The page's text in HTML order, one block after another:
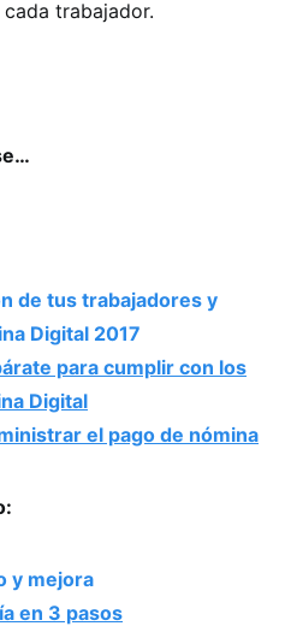
trabajador.
de tus trabajadores y
Digital 2017
para cumplir con los
Digital
el pago de nómina
y mejora
en 3 pasos